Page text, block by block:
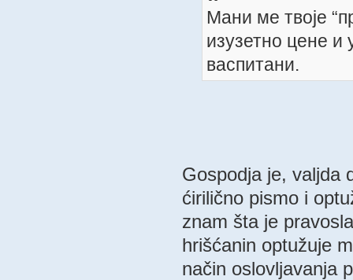
Мани ме твоје
изузетно цене и
васпитани.
Gospodja je, valjda
ćirilično pismo i
znam šta je
hrišćanin optužuje
način oslovljavanja